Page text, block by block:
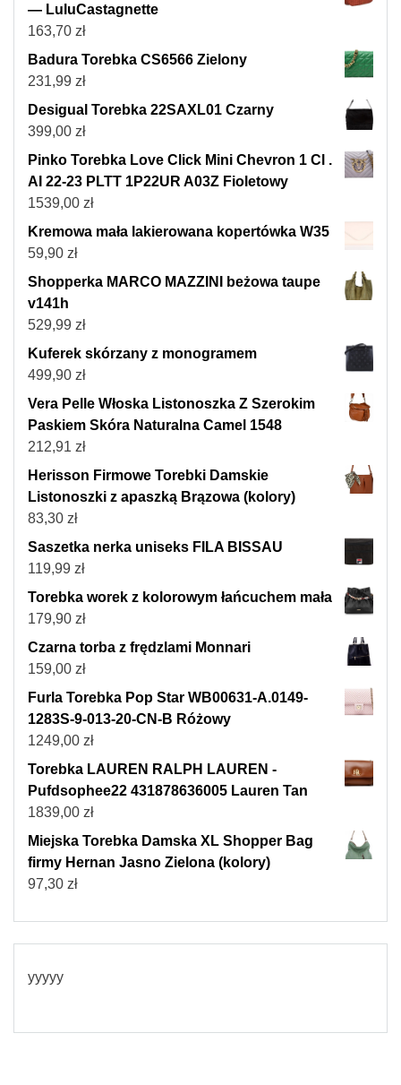
— LuluCastagnette
163,70 zł
Badura Torebka CS6566 Zielony
231,99 zł
Desigual Torebka 22SAXL01 Czarny
399,00 zł
Pinko Torebka Love Click Mini Chevron 1 Cl .
AI 22-23 PLTT 1P22UR A03Z Fioletowy
1539,00 zł
Kremowa mała lakierowana kopertówka W35
59,90 zł
Shopperka MARCO MAZZINI beżowa taupe
v141h
529,99 zł
Kuferek skórzany z monogramem
499,90 zł
Vera Pelle Włoska Listonoszka Z Szerokim
Paskiem Skóra Naturalna Camel 1548
212,91 zł
Herisson Firmowe Torebki Damskie
Listonoszki z apaszką Brązowa (kolory)
83,30 zł
Saszetka nerka uniseks FILA BISSAU
119,99 zł
Torebka worek z kolorowym łańcuchem mała
179,90 zł
Czarna torba z frędzlami Monnari
159,00 zł
Furla Torebka Pop Star WB00631-A.0149-
1283S-9-013-20-CN-B Różowy
1249,00 zł
Torebka LAUREN RALPH LAUREN -
Pufdsophee22 431878636005 Lauren Tan
1839,00 zł
Miejska Torebka Damska XL Shopper Bag
firmy Hernan Jasno Zielona (kolory)
97,30 zł
yyyyy